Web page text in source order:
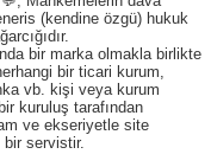
(kendine özgü) hukuk
bir marka olmakla birlikte
bir ticari kurum,
vb. kişi veya kurum
kuruluş tarafından
ve ekseriyetle site
bir servistir.